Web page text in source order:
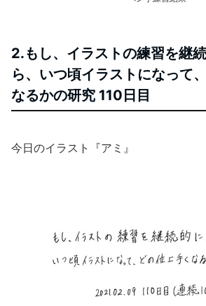
2.もし、イラストの練習を継
ら、いつ頃イラストになって
なるかの研究 110日目
今日のイラスト『アミ』